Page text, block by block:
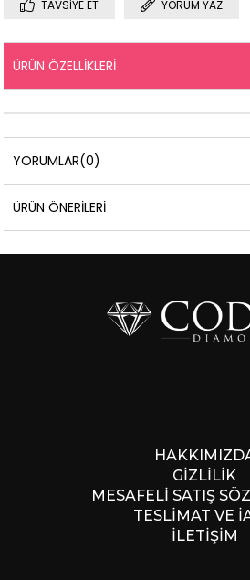
TAVSIYE ET YORUM YAZ
ÜRÜN ÖZELLIKLERI
YORUMLAR(0)
ÜRÜN ÖNERILERI
GİZLİLİK
MESAFELİ SATIŞ
TESLİMAT VE
İLETİŞİM